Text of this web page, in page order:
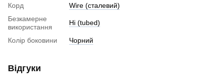
Корд
Wire (cталевий)
Безкамерне
використання
Ні (tubed)
Колір боковини Чорний
Відгуки